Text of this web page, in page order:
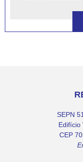
SEPN
Edifício
CEP